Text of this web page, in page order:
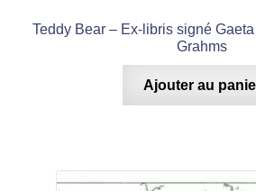
Teddy Bear – Ex-libris signé
Grahms
Ajouter au